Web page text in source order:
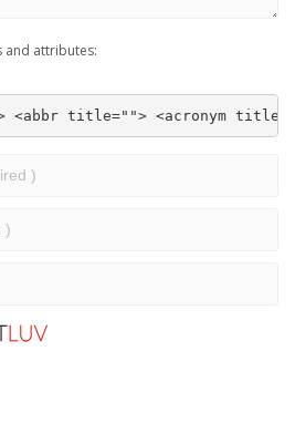
and attributes:
title=""> <acronym